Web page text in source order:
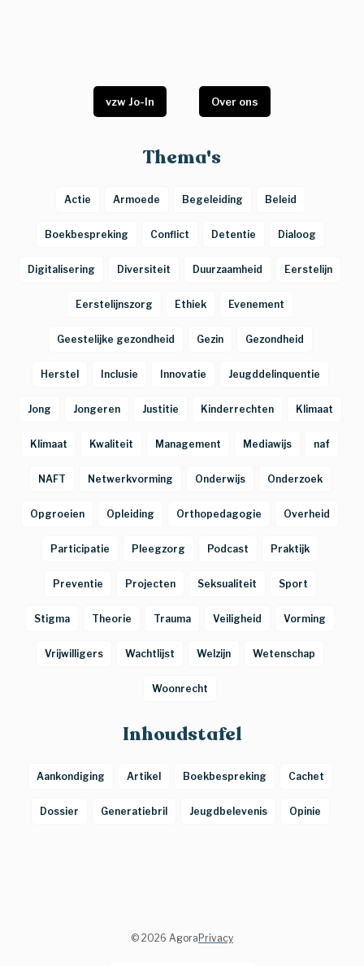
Inhoudstafel
Aankondiging Artikel Boekbespreking Cachet
Dossier Generatiebril Jeugdbelevenis Opinie
Thema's
Actie Armoede Begeleiding Beleid
Boekbespreking Conflict Detentie Dialoog
Digitalisering Diversiteit Duurzaamheid Eerstelijn
Eerstelijnszorg Ethiek Evenement
Geestelijke gezondheid Gezin Gezondheid
Herstel Inclusie Innovatie Jeugddelinquentie
Jong Jongeren Justitie Kinderrechten Klimaat
Klimaat Kwaliteit Management Mediawijs naf
NAFT Netwerkvorming Onderwijs Onderzoek
Opgroeien Opleiding Orthopedagogie Overheid
Participatie Pleegzorg Podcast Praktijk
Preventie Projecten Seksualiteit Sport
Stigma Theorie Trauma Veiligheid Vorming
Vrijwilligers Wachtlijst Welzijn Wetenschap
Woonrecht
vzw Jo-In Over ons
© 2026 Agora Privacy